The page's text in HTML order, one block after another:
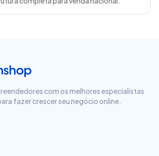
com os melhores especialistas
fazer crescer seu negócio online.